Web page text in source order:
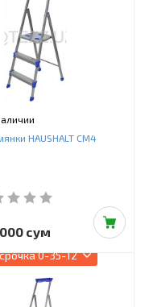
HAUSHALT СМ4
сум
0-35-12